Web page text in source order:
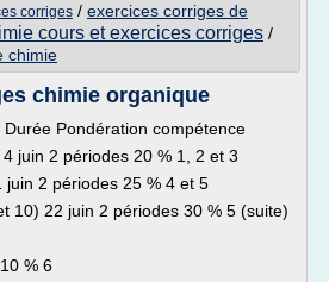
corriges / exercices corriges de
cours et exercices corriges /
chimie
chimie organique
Pondération compétence
juin 2 périodes 20 % 1, 2 et 3
juin 2 périodes 25 % 4 et 5
10) 22 juin 2 périodes 30 % 5 (suite)
% 6